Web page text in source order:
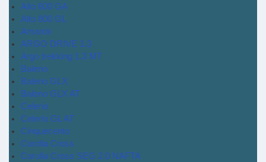
Alto 800 GA
Alto 800 GL
Amarok
ARGO DRIVE 1.3
Argo trekking 1.3 MT
Baleno
Baleno GLX
Baleno GLX AT
Celerio
Celerio GL AT
Cinquecento
Corolla Cross
Corolla Cross SEG 2.0 NAFTA